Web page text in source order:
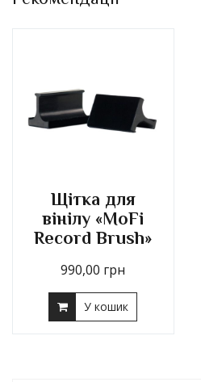
Щітка для
вінілу «MoFi
Record Brush»
990,00 грн
У кошик